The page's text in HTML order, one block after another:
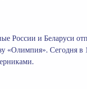
России и Беларуси
«Олимпия». Сегодня в